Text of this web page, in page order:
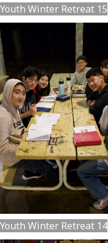
Youth Winter Retreat 15
Youth Winter Retreat 14